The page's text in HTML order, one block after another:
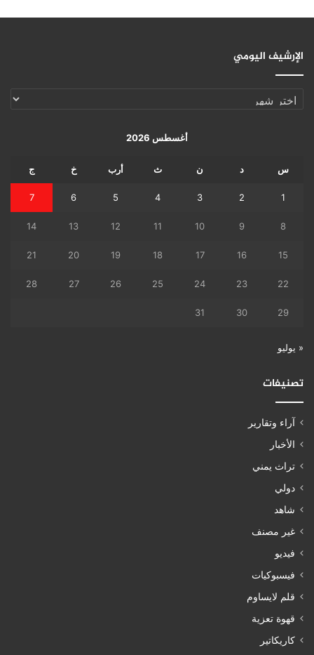
الإرشيف اليومي
الإرشيف
أغسطس 2026
س د ن ث أرب خ ج
1
2
3
4
5
6
7
8
9
10
11
12
13
14
15
16
17
18
19
20
21
22
23
24
25
26
27
28
29
30
31
« يوليو
تصنيفات
آراء وتقارير
الأخبار
تراث يمني
دولي
شاهد
غير مصنف
فيديو
فيسبوكيات
قلم لايساوم
قهوة تعزية
كاريكاتير